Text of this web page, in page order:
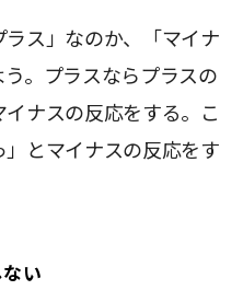
ス」なのか、「マイナ
。プラスならプラスの
ナスの反応をする。こ
とマイナスの反応をす
い